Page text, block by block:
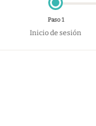
Paso 1
Inicio de sesión